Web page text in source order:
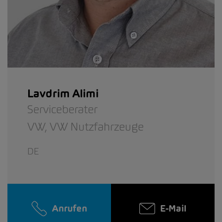
Lavdrim Alimi
Serviceberater
VW, VW Nutzfahrzeuge
DE
Anrufen E-Mail